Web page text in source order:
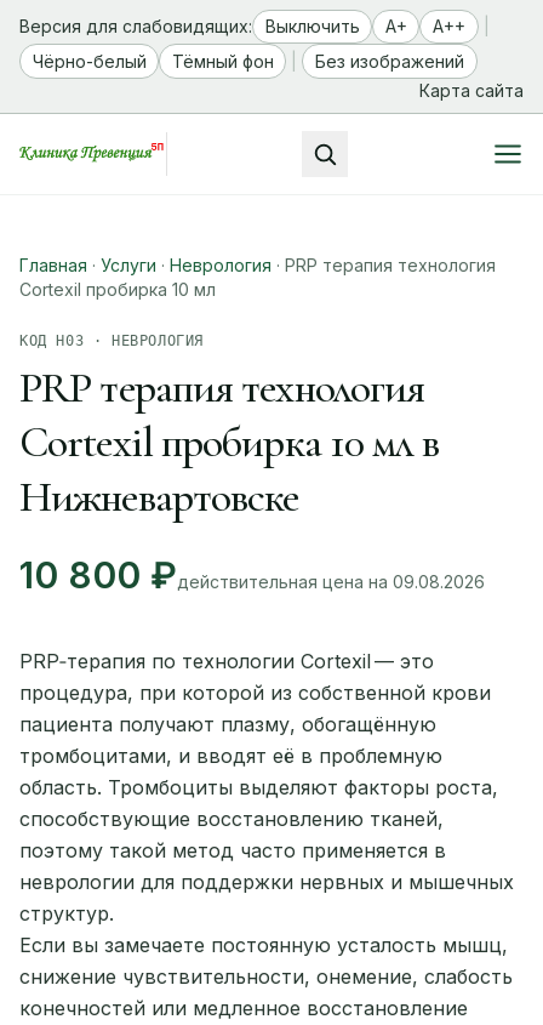
Версия для слабовидящих: Выключить A+ A++
Чёрно-белый
Тёмный фон
Без изображений
Карта сайта
Главная · Услуги · Неврология · PRP терапия технология
Cortexil пробирка 10 мл
КОД Н03 · НЕВРОЛОГИЯ
PRP терапия технология
Cortexil пробирка 10 мл в
Нижневартовске
10 800 ₽действительная цена на 09.08.2026
PRP‑терапия по технологии Cortexil — это
процедура, при которой из собственной крови
пациента получают плазму, обогащённую
тромбоцитами, и вводят её в проблемную
область. Тромбоциты выделяют факторы роста,
способствующие восстановлению тканей,
поэтому такой метод часто применяется в
неврологии для поддержки нервных и мышечных
структур.
Если вы замечаете постоянную усталость мышц,
снижение чувствительности, онемение, слабость
конечностей или медленное восстановление